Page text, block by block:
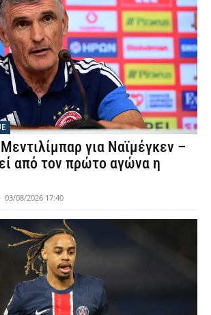
για Ναϊμέγκεν –
από τον πρώτο αγώνα η
- 03/08/2026 17:40